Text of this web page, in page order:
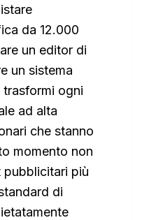
da 12.000
un editor di
un sistema
ogni
ad alta
che stanno
momento non
più
di